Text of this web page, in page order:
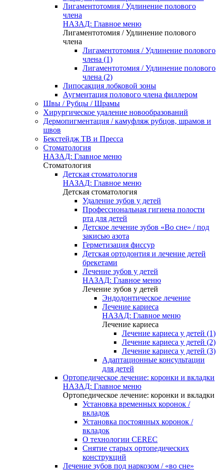
Лигаментотомия / Удлинение полового
члена
НАЗАД: Главное меню
Лигаментотомия / Удлинение полового
члена
Лигаментотомия / Удлинение полового
члена (1)
Лигаментотомия / Удлинение полового
члена (2)
Липосакция лобковой зоны
Аугментация полового члена филлером
Швы / Рубцы / Шрамы
Хирургическое удаление новообразований
Дермопигментация / камуфляж рубцов, шрамов и
швов
Бекстейдж ТВ и Пресса
Стоматология
НАЗАД: Главное меню
Стоматология
Детская стоматология
НАЗАД: Главное меню
Детская стоматология
Удаление зубов у детей
Профессиональная гигиена полости
рта для детей
Детское лечение зубов «Во сне» / под
закисью азота
Герметизация фиссур
Детская ортодонтия и лечение детей
брекетами
Лечение зубов у детей
НАЗАД: Главное меню
Лечение зубов у детей
Эндодонтическое лечение
Лечение кариеса
НАЗАД: Главное меню
Лечение кариеса
Лечение кариеса у детей (1)
Лечение кариеса у детей (2)
Лечение кариеса у детей (3)
Адаптационные консультации
для детей
Ортопедическое лечение: коронки и вкладки
НАЗАД: Главное меню
Ортопедическое лечение: коронки и вкладки
Установка временных коронок /
вкладок
Установка постоянных коронок /
вкладок
О технологии CEREC
Снятие старых ортопедических
конструкций
Лечение зубов под наркозом / «во сне»